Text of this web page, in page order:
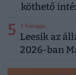
köthető
5 1 hónapja
Leesik az
2026-ban